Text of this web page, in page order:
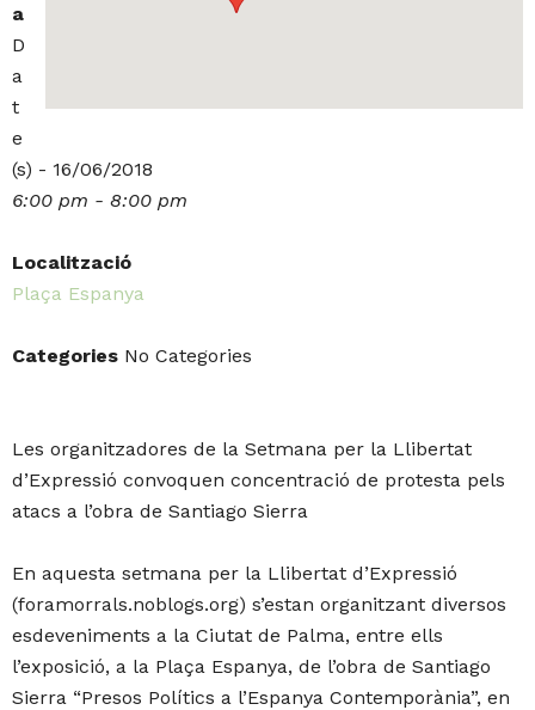
a
D
a
t
e
(s) - 16/06/2018
6:00 pm - 8:00 pm
Localització
Plaça Espanya
Categories No Categories
Les organitzadores de la Setmana per la Llibertat
d’Expressió convoquen concentració de protesta pels
atacs a l’obra de Santiago Sierra
En aquesta setmana per la Llibertat d’Expressió
(foramorrals.noblogs.org) s’estan organitzant diversos
esdeveniments a la Ciutat de Palma, entre ells
l’exposició, a la Plaça Espanya, de l’obra de Santiago
Sierra “Presos Polítics a l’Espanya Contemporània”, en